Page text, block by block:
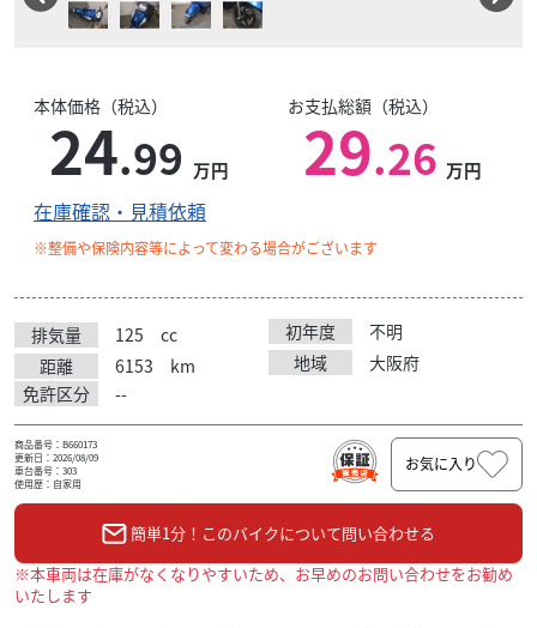
本体価格（税込）
24.99 万円
お支払総額（税込）
29.26 万円
在庫確認・見積依頼
※整備や保険内容等によって変わる場合がございます
排気量 125 cc 初年度
不明
距離
6153 km 地域
大阪府
免許区分
--
商品番号：B660173
更新日：2026/08/09
車台番号：303
使用歴：自家用
お気に入り
簡単1分！このバイクについて問い合わせる
※本車両は在庫がなくなりやすいため、お早めのお問い合わせをお勧め
いたします